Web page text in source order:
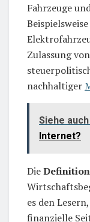
Fahrzeuge
Zulassung
nachhaltiger
Siehe auch
Internet?
DieDefinition
es den
finanzielle